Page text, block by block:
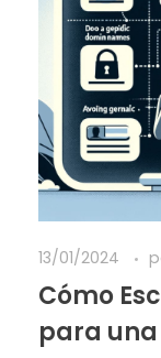
13/01/2024
Cómo
para